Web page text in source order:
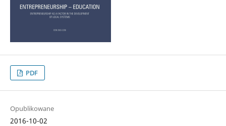
PDF
Opublikowane
2016-10-02